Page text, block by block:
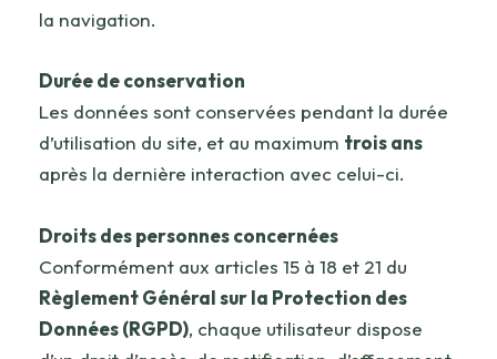
la navigation.
Durée de conservation
Les données sont conservées pendant la durée
d’utilisation du site, et au maximum trois ans
après la dernière interaction avec celui-ci.
Droits des personnes concernées
Conformément aux articles 15 à 18 et 21 du
Règlement Général sur la Protection des
Données (RGPD), chaque utilisateur dispose